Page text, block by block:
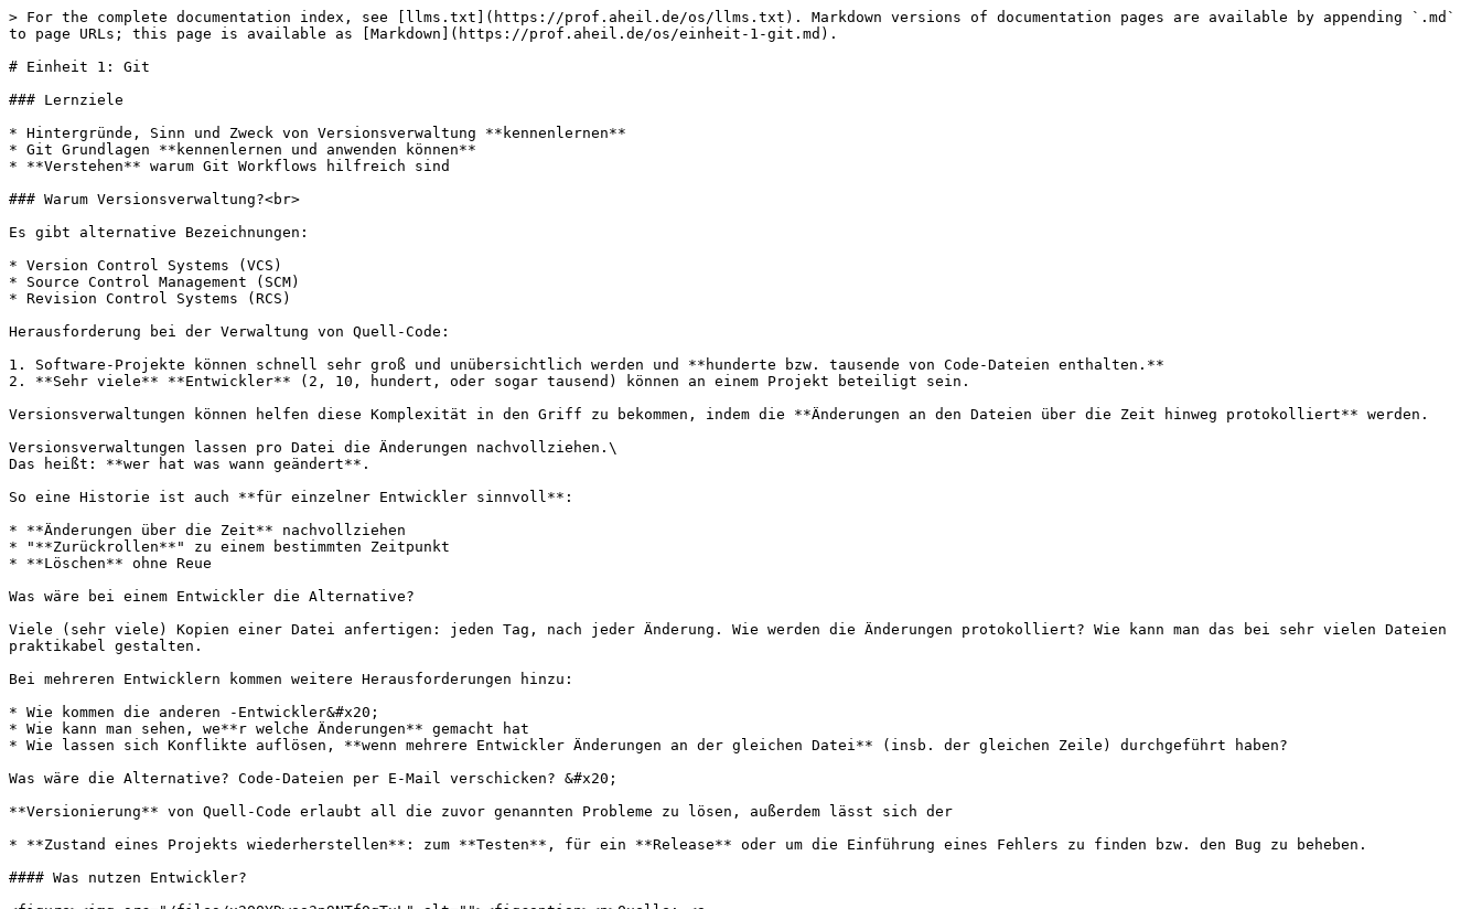
> For the complete documentation index, see [llms.txt](https://prof.aheil.de/os/llms.txt). Markdown versions of documentation pages are available by appending `.md`
to page URLs; this page is available as [Markdown](https://prof.aheil.de/os/einheit-1-git.md).
# Einheit 1: Git
### Lernziele
* Hintergründe, Sinn und Zweck von Versionsverwaltung **kennenlernen**
* Git Grundlagen **kennenlernen und anwenden können**
* **Verstehen** warum Git Workflows hilfreich sind
### Warum Versionsverwaltung?<br>
Es gibt alternative Bezeichnungen:
* Version Control Systems (VCS)
* Source Control Management (SCM)
* Revision Control Systems (RCS)
Herausforderung bei der Verwaltung von Quell-Code:
1. Software-Projekte können schnell sehr groß und unübersichtlich werden und **hunderte bzw. tausende von Code-Dateien enthalten.**
2. **Sehr viele** **Entwickler** (2, 10, hundert, oder sogar tausend) können an einem Projekt beteiligt sein.
Versionsverwaltungen können helfen diese Komplexität in den Griff zu bekommen, indem die **Änderungen an den Dateien über die Zeit hinweg protokolliert** werden.
Versionsverwaltungen lassen pro Datei die Änderungen nachvollziehen.\
Das heißt: **wer hat was wann geändert**.
So eine Historie ist auch **für einzelner Entwickler sinnvoll**:
* **Änderungen über die Zeit** nachvollziehen
* "**Zurückrollen**" zu einem bestimmten Zeitpunkt
* **Löschen** ohne Reue
Was wäre bei einem Entwickler die Alternative?
Viele (sehr viele) Kopien einer Datei anfertigen: jeden Tag, nach jeder Änderung. Wie werden die Änderungen protokolliert? Wie kann man das bei sehr vielen Dateien
praktikabel gestalten.
Bei mehreren Entwicklern kommen weitere Herausforderungen hinzu:
* Wie kommen die anderen -Entwickler&#x20;
* Wie kann man sehen, we**r welche Änderungen** gemacht hat
* Wie lassen sich Konflikte auflösen, **wenn mehrere Entwickler Änderungen an der gleichen Datei** (insb. der gleichen Zeile) durchgeführt haben?
Was wäre die Alternative? Code-Dateien per E-Mail verschicken? &#x20;
**Versionierung** von Quell-Code erlaubt all die zuvor genannten Probleme zu lösen, außerdem lässt sich der
* **Zustand eines Projekts wiederherstellen**: zum **Testen**, für ein **Release** oder um die Einführung eines Fehlers zu finden bzw. den Bug zu beheben.
#### Was nutzen Entwickler?